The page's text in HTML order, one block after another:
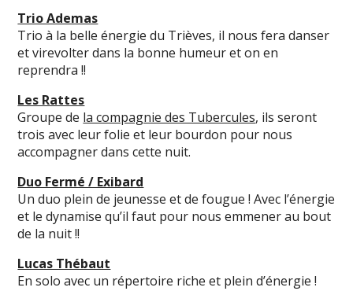
Trio Ademas
Trio à la belle énergie du Trièves, il nous fera danser
et virevolter dans la bonne humeur et on en
reprendra !!
Les Rattes
Groupe de la compagnie des Tubercules, ils seront
trois avec leur folie et leur bourdon pour nous
accompagner dans cette nuit.
Duo Fermé / Exibard
Un duo plein de jeunesse et de fougue ! Avec l’énergie
et le dynamise qu’il faut pour nous emmener au bout
de la nuit !!
Lucas Thébaut
En solo avec un répertoire riche et plein d’énergie !